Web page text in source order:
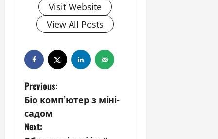
Visit Website
View All Posts
P
o
s
Previous:
Біо комп’ютер з міні-
садом
Next: